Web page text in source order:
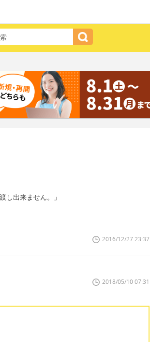
し出来ません。」
2016/12/27 23:37
2018/05/10 07:31